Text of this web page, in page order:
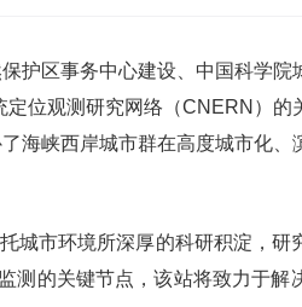
护区事务中心建设、中国科学院
定位观测研究网络（CNERN）的
海峡西岸城市群在高度城市化、
城市环境所深厚的科研积淀，研
测的关键节点，该站将致力于解